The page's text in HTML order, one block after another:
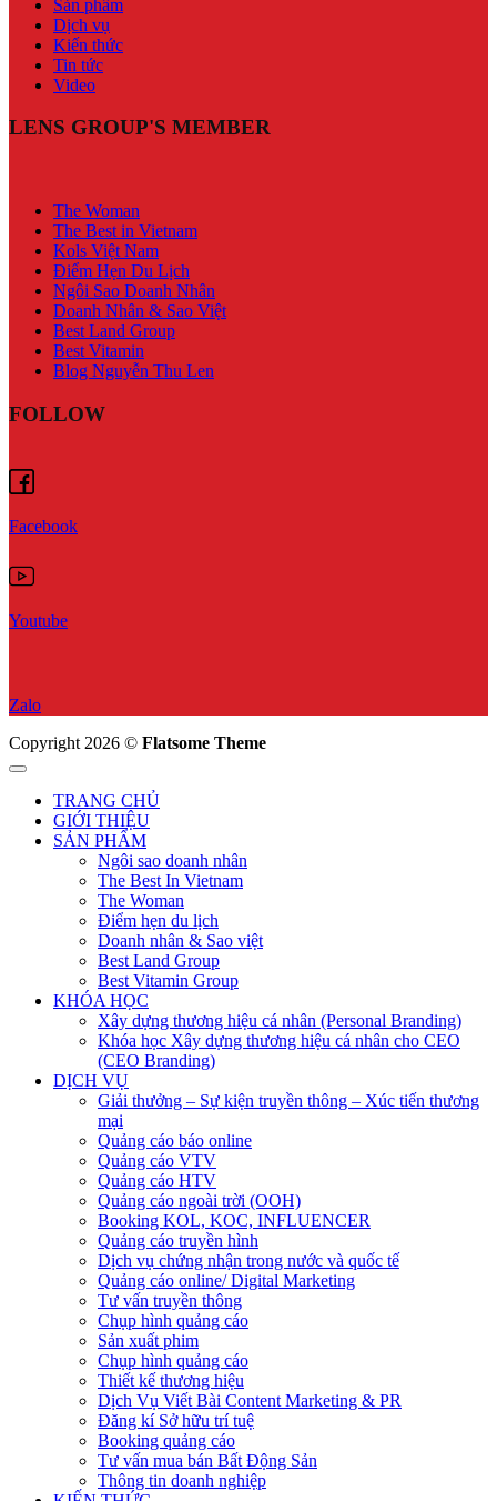
Sản phẩm
Dịch vụ
Kiến thức
Tin tức
Video
LENS GROUP'S MEMBER
The Woman
The Best in Vietnam
Kols Việt Nam
Điểm Hẹn Du Lịch
Ngôi Sao Doanh Nhân
Doanh Nhân & Sao Việt
Best Land Group
Best Vitamin
Blog Nguyễn Thu Len
FOLLOW
Facebook
Youtube
Zalo
Copyright 2026 © Flatsome Theme
TRANG CHỦ
GIỚI THIỆU
SẢN PHẨM
Ngôi sao doanh nhân
The Best In Vietnam
The Woman
Điểm hẹn du lịch
Doanh nhân & Sao việt
Best Land Group
Best Vitamin Group
KHÓA HỌC
Xây dựng thương hiệu cá nhân (Personal Branding)
Khóa học Xây dựng thương hiệu cá nhân cho CEO
(CEO Branding)
DỊCH VỤ
Giải thưởng – Sự kiện truyền thông – Xúc tiến thương
mại
Quảng cáo báo online
Quảng cáo VTV
Quảng cáo HTV
Quảng cáo ngoài trời (OOH)
Booking KOL, KOC, INFLUENCER
Quảng cáo truyền hình
Dịch vụ chứng nhận trong nước và quốc tế
Quảng cáo online/ Digital Marketing
Tư vấn truyền thông
Chụp hình quảng cáo
Sản xuất phim
Chụp hình quảng cáo
Thiết kế thương hiệu
Dịch Vụ Viết Bài Content Marketing & PR
Đăng kí Sở hữu trí tuệ
Booking quảng cáo
Tư vấn mua bán Bất Động Sản
Thông tin doanh nghiệp